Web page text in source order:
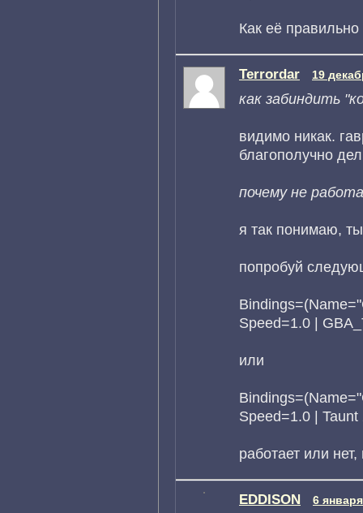
Как её
Terrordar 19
как забиндить
видимо никак.
благополучно
почему не
я так понимаю,
попробуй
Speed=1.0 |
или
Speed=1.0 |
работает или
EDDISON 6